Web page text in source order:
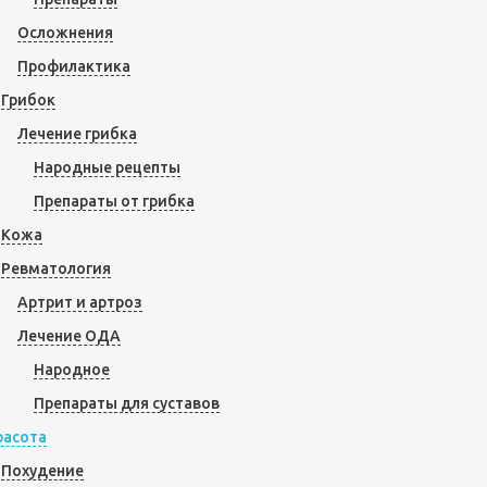
Осложнения
Профилактика
Грибок
Лечение грибка
Народные рецепты
Препараты от грибка
Кожа
Ревматология
Артрит и артроз
Лечение ОДА
Народное
Препараты для суставов
Похудение